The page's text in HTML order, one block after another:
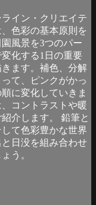
イン・クリエイテ
色彩の基本原則を
風景を3つのパー
化する1日の重要
ます。補色、分解
て、ピンクがかっ
に変化していきま
コントラストや暖
介します。 鉛筆と
て色彩豊かな世界
日没を組み合わせ
う。